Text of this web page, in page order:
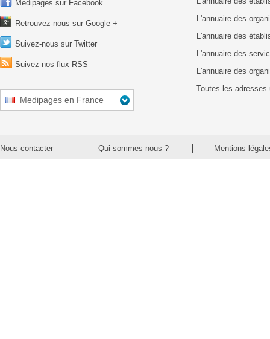
Medipages sur Facebook
Retrouvez-nous sur Google +
Suivez-nous sur Twitter
Suivez nos flux RSS
Medipages en France
L'annuaire des
L'annuaire des
L'annuaire des
L'annuaire des
Toutes les adresses
Nous contacter Qui sommes nous ? Mentions